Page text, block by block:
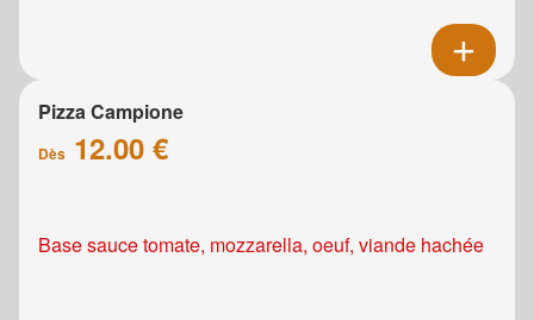
Pizza Campione
Dès 12.00 €
Base sauce tomate, mozzarella, oeuf, viande hachée